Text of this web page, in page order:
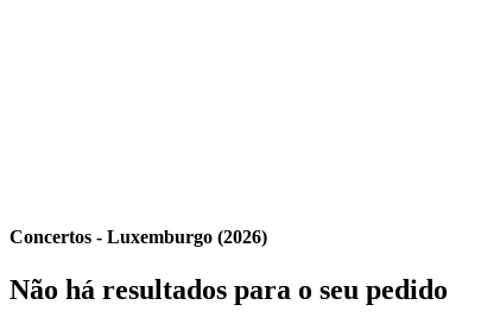
Concertos - Luxemburgo (2026)
Não há resultados para o seu pedido